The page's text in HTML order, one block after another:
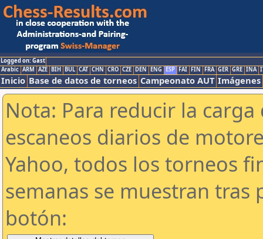
Logged on: Gast
Arabic ARM AZE BIH BUL CAT CHN CRO CZE DEN ENG ESP FAI FIN FRA GER GRE INA
Inicio Base de datos de torneos Campeonato AUT Imágenes
Nota: Para reducir la
escaneos diarios de
Yahoo, todos los torneos
semanas se muestran tras
botón: